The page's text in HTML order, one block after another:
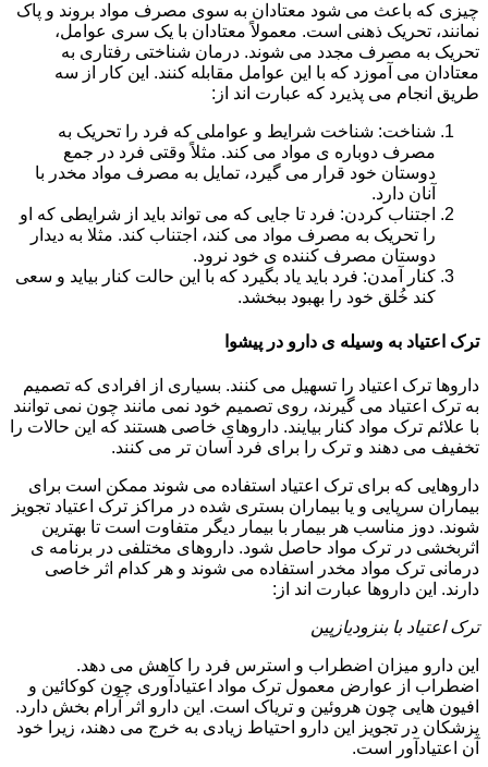
چیزی که باعث می شود معتادان به سوی مصرف مواد بروند و پاک
نمانند، تحریک ذهنی است. معمولاً معتادان با یک سری عوامل،
تحریک به مصرف مجدد می شوند. درمان شناختی رفتاری به
معتادان می آموزد که با این عوامل مقابله کنند. این کار از سه
طریق انجام می پذیرد که عبارت اند از:
شناخت: شناخت شرایط و عواملی که فرد را تحریک به
مصرف دوباره ی مواد می کند. مثلاً وقتی فرد در جمع
دوستان خود قرار می گیرد، تمایل به مصرف مواد مخدر با
آنان دارد.
اجتناب کردن: فرد تا جایی که می تواند باید از شرایطی که او
را تحریک به مصرف مواد می کند، اجتناب کند. مثلا به دیدار
دوستان مصرف کننده ی خود نرود.
کنار آمدن: فرد باید یاد بگیرد که با این حالت کنار بیاید و سعی
کند خُلق خود را بهبود ببخشد.
ترک اعتیاد به وسیله ی دارو در پیشوا
داروها ترک اعتیاد را تسهیل می کنند. بسیاری از افرادی که تصمیم
به ترک اعتیاد می گیرند، روی تصمیم خود نمی مانند چون نمی توانند
با علائم ترک مواد کنار بیایند. داروهای خاصی هستند که این حالات را
تخفیف می دهند و ترک را برای فرد آسان تر می کنند.
داروهایی که برای ترک اعتیاد استفاده می شوند ممکن است برای
بیماران سرپایی و یا بیماران بستری شده در مراکز ترک اعتیاد تجویز
شوند. دوز مناسب هر بیمار با بیمار دیگر متفاوت است تا بهترین
اثربخشی در ترک مواد حاصل شود. داروهای مختلفی در برنامه ی
درمانی ترک مواد مخدر استفاده می شوند و هر کدام اثر خاصی
دارند. این داروها عبارت اند از:
ترک اعتیاد با بنزودیازپین
این دارو میزان اضطراب و استرس فرد را کاهش می دهد.
اضطراب از عوارض معمول ترک مواد اعتیادآوری چون کوکائین و
افیون هایی چون هروئین و تریاک است. این دارو اثر آرام بخش دارد.
پزشکان در تجویز این دارو احتیاط زیادی به خرج می دهند، زیرا خود
آن اعتیادآور است.